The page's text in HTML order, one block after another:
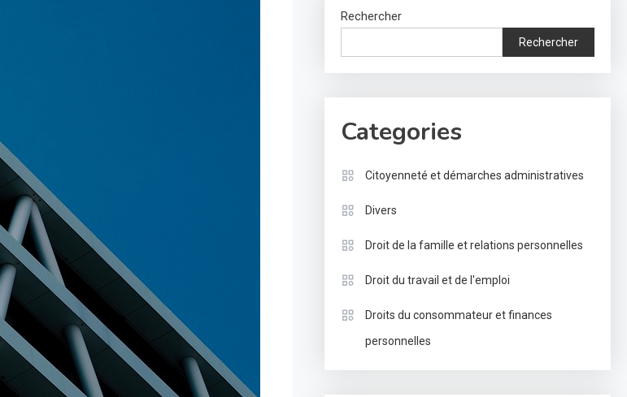
Rechercher
Rechercher
Categories
Citoyenneté et démarches administratives
Divers
Droit de la famille et relations personnelles
Droit du travail et de l'emploi
Droits du consommateur et finances
personnelles